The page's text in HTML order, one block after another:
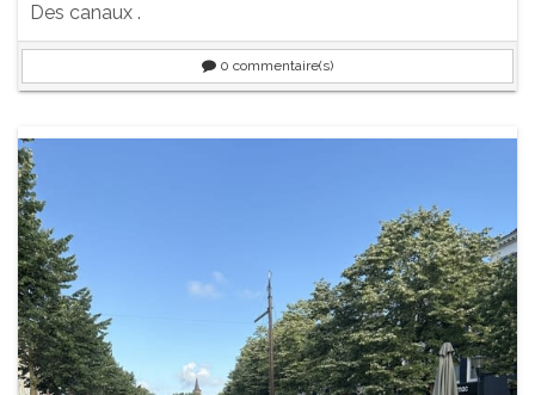
Des canaux .
0 commentaire(s)